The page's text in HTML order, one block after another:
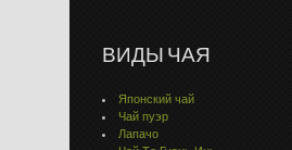
ВИДЫ ЧАЯ
Японский чай
Чай пуэр
Лапачо